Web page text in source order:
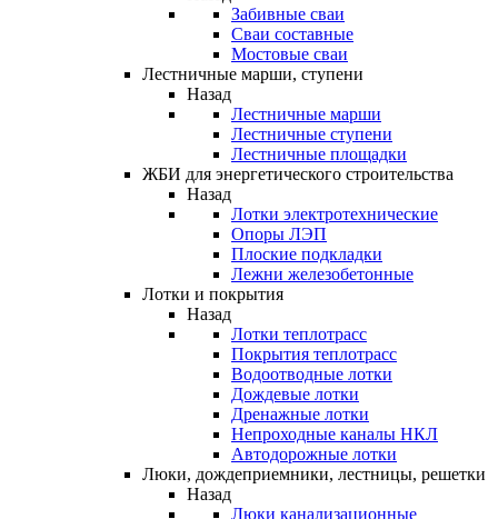
Забивные сваи
Сваи составные
Мостовые сваи
Лестничные марши, ступени
Назад
Лестничные марши
Лестничные ступени
Лестничные площадки
ЖБИ для энергетического строительства
Назад
Лотки электротехнические
Опоры ЛЭП
Плоские подкладки
Лежни железобетонные
Лотки и покрытия
Назад
Лотки теплотрасс
Покрытия теплотрасс
Водоотводные лотки
Дождевые лотки
Дренажные лотки
Непроходные каналы НКЛ
Автодорожные лотки
Люки, дождеприемники, лестницы, решетки
Назад
Люки канализационные